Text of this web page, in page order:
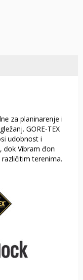
za planinarenje i
GORE-TEX
udobnost i
dok Vibram đon
terenima.